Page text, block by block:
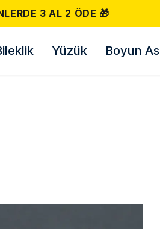
ÜCRETSIZ KARGO! 📦
Yüzük Boyun